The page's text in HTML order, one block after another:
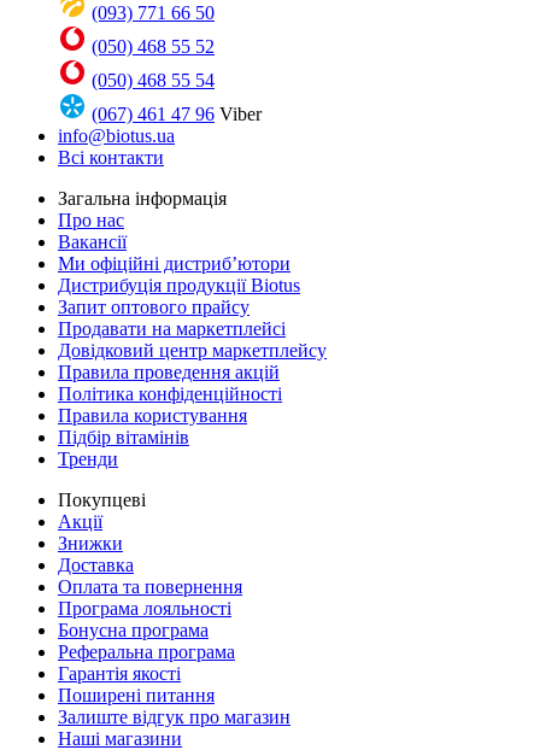
(093) 771 66 50
(050) 468 55 52
(050) 468 55 54
(067) 461 47 96 Viber
info@biotus.ua
Всі контакти
Загальна інформація
Про нас
Вакансії
Ми офіційні дистриб’ютори
Дистрибуція продукції Biotus
Запит оптового прайсу
Продавати на маркетплейсі
Довідковий центр маркетплейсу
Правила проведення акцій
Політика конфіденційності
Правила користування
Підбір вітамінів
Тренди
Покупцеві
Акції
Знижки
Доставка
Оплата та повернення
Програма лояльності
Бонусна програма
Реферальна програма
Гарантія якості
Поширені питання
Залиште відгук про магазин
Наші магазини